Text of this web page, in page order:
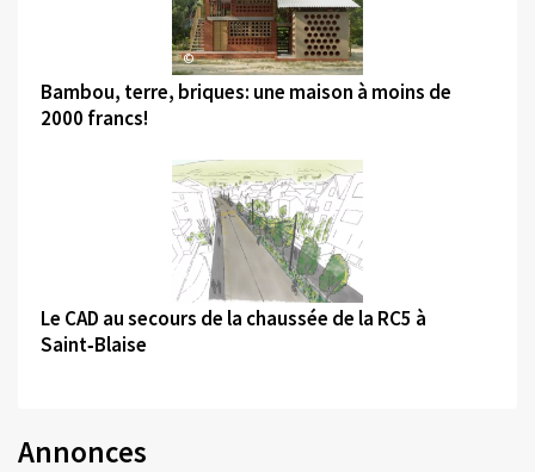
©
Bambou, terre, briques: une maison à moins de
2000 francs!
©
Le CAD au secours de la chaussée de la RC5 à
Saint‑Blaise
Annonces